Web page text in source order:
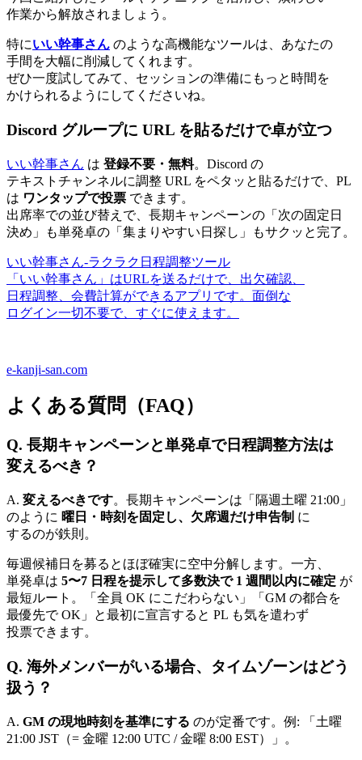
作業から解放されましょう。
特にいい幹事さん のような高機能なツールは、 あなたの
手間を大幅に削減してくれます。
ぜひ一度試してみて、 セッションの準備に もっと 時間を
かけられるように してくださいね。
Discord グループに URL を貼るだけで卓が立つ
いい幹事さん は 登録不要・ 無料。 Discord の
テキストチャンネルに調整 URL をペタッと 貼るだけで、 PL
は ワンタップで投票 できます。
出席率での並び替えで、 長期キャンペーンの 「次の固定 日
決め」も単発卓の 「集まりやすい 日探し」もサクッと 完了。
いい幹事さん-ラクラク日程調整ツール
「いい幹事さん」はURLを送るだけで、 出欠確認、
日程調整、 会費計算ができるアプリです。 面倒な
ログイン一切不要で、 すぐに使えます。
e-kanji-san.com
よく ある質問 （FAQ）
Q. 長期キャンペーンと単発卓で日程調整方法は
変えるべき？
A. 変えるべきです。 長期キャンペーンは 「隔週土曜 21:00」
のように 曜日・ 時刻を固定し、 欠席週だけ申告制 に
するのが鉄則。
毎週候補日を募ると ほぼ確実に空中分解します。 一方、
単発卓は 5〜7 日程を提示して多数決で1 週間以内に確定 が
最短ルート。
「全員 OK に こだわらない」 「GM の都合を
最優先でOK」と最初に宣言すると PL も気を遣わず
投票できます。
Q. 海外メンバーがいる場合、 タイムゾーンはどう
扱う？
A. GM の現地時刻を基準にする のが定番です。 例:
「土曜
21:00 JST （= 金曜 12:00 UTC / 金曜 8:00 EST）」。